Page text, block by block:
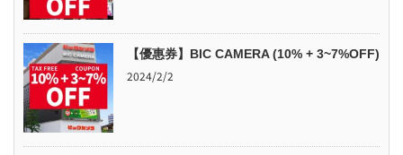
【優惠券】BIC CAMERA (10% + 3~7%OFF)
2024/2/2